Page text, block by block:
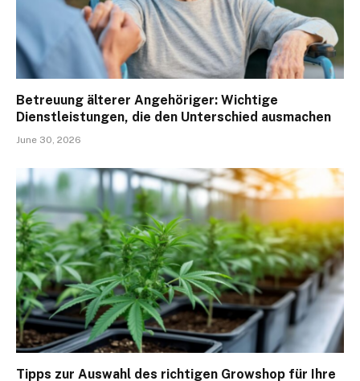
Betreuung älterer Angehöriger: Wichtige
Dienstleistungen, die den Unterschied ausmachen
June 30, 2026
Tipps zur Auswahl des richtigen Growshop für Ihre